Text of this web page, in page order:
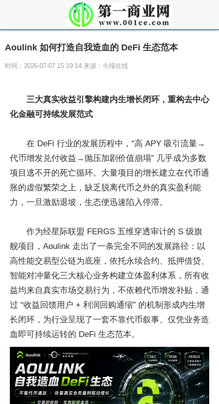
Aoulink 如何打造自我造血的 DeFi 生态范本
时间：2026-07-07 15:19:14 来源：今报在线
三大真实收益引擎构建内生增长闭环，重构去中心
化金融可持续发展范式
在 DeFi 行业的发展历程中，“高 APY 吸引流量→
代币增发兑付收益→抛压加剧价值崩塌” 几乎成为多数
项目逃不开的死亡循环。大量项目的增长建立在代币通
胀的虚假繁荣之上，缺乏脱离代币之外的真实盈利能
力，一旦激励退坡，生态便迅速陷入停滞。
作为经星际联盟 FERGS 五维穿透审计的 S 级旗
舰项目，Aoulink 走出了一条完全不同的发展路径：以
高性能交易型公链为底座，依托永续合约、抵押借贷、
智能对冲量化三大核心业务构建立体盈利体系，所有收
益均来自真实市场交易行为，不依赖代币增发补贴，通
过 “收益回馈用户 + 利润回购通缩” 的机制形成内生增
长闭环，为行业呈现了一套不靠代币叙事、仅凭业务造
血即可持续运转的 DeFi 生态范本。